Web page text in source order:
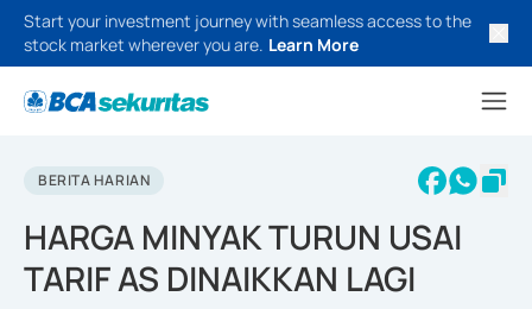
Start your investment journey with seamless access to the
stock market wherever you are. Learn More
BERITA HARIAN
HARGA MINYAK TURUN USAI
TARIF AS DINAIKKAN LAGI